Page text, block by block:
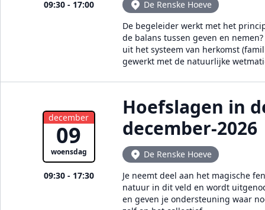
09:30 - 17:00
De Renske Hoeve
De begeleider werkt met het
de balans tussen geven en
uit het systeem van herkomst
gewerkt met de natuurlijke
december
09
woensdag
09:30 - 17:30
Hoefslagen in
december-2026
De Renske Hoeve
Je neemt deel aan het magische
natuur in dit veld en wordt
en geven je ondersteuning waar